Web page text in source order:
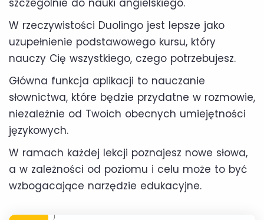
szczególnie do nauki angielskiego.
W rzeczywistości Duolingo jest lepsze jako
uzupełnienie podstawowego kursu, który
nauczy Cię wszystkiego, czego potrzebujesz.
Główna funkcja aplikacji to nauczanie
słownictwa, które będzie przydatne w rozmowie,
niezależnie od Twoich obecnych umiejętności
językowych.
W ramach każdej lekcji poznajesz nowe słowa,
a w zależności od poziomu i celu może to być
wzbogacające narzędzie edukacyjne.